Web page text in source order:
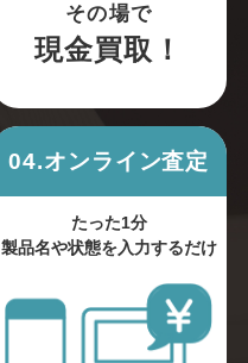
その場で
現金買取！
04.オンライン査定
たった1分
製品名や状態を入力するだけ